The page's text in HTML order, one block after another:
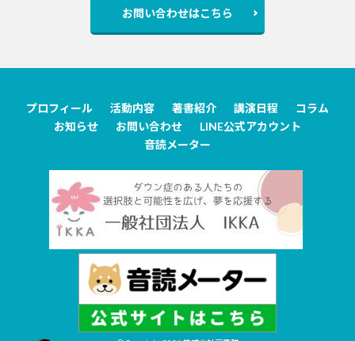
お問い合わせはこちら
プロフィール 活動内容 著書紹介 講演日程
コラム
お知らせ
お問い合わせ
LINE公式アカウント
音読メーター